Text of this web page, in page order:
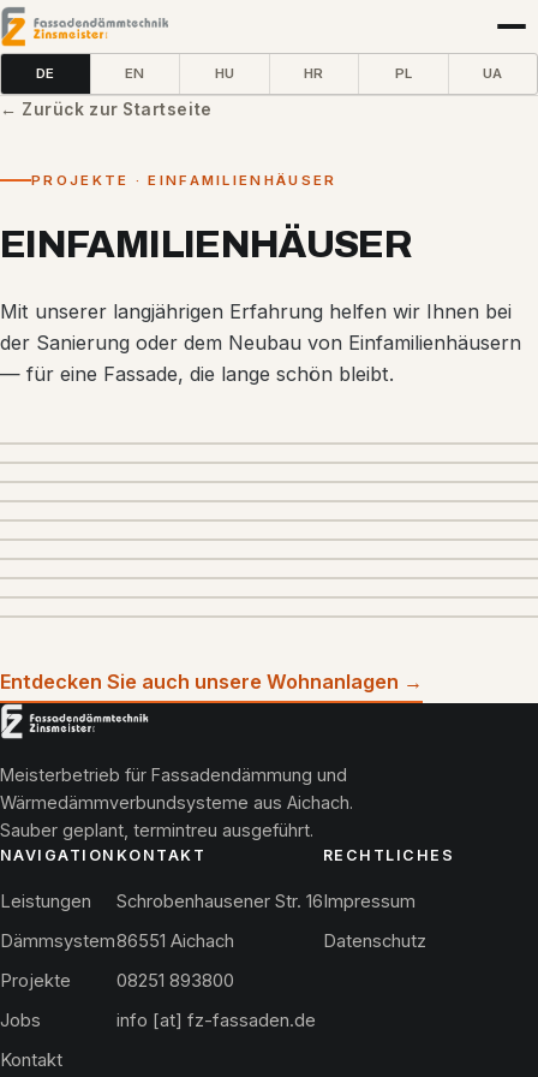
DE EN HU HR PL UA
← Zurück zur Startseite
PROJEKTE · EINFAMILIENHÄUSER
EINFAMILIENHÄUSER
Mit unserer langjährigen Erfahrung helfen wir Ihnen bei
der Sanierung oder dem Neubau von Einfamilienhäusern
— für eine Fassade, die lange schön bleibt.
Entdecken Sie auch unsere Wohnanlagen →
Meisterbetrieb für Fassadendämmung und
Wärmedämmverbundsysteme aus Aichach.
Sauber geplant, termintreu ausgeführt.
NAVIGATION
Leistungen
Dämmsystem
Projekte
Jobs
Kontakt
KONTAKT
Schrobenhausener Str. 16
86551 Aichach
08251 893800
info [at] fz-fassaden.de
RECHTLICHES
Impressum
Datenschutz